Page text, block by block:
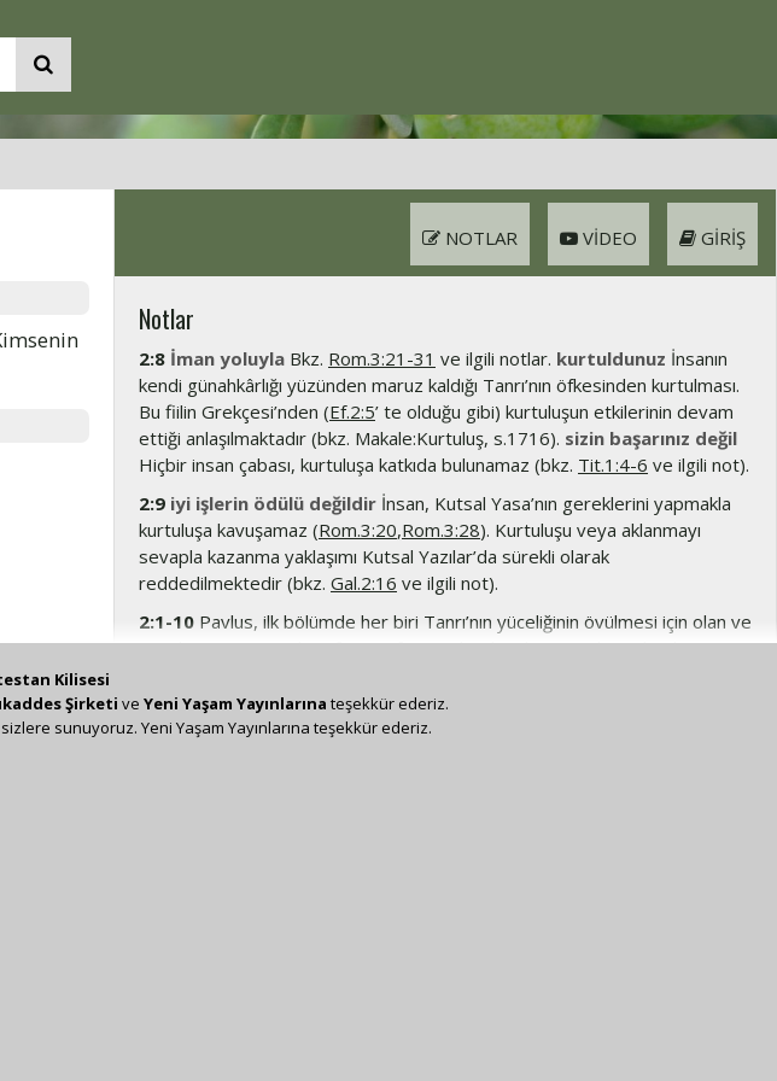
GIRIŞ
VIDEO
NOTLAR
Notlar
2:8 İman yoluyla Bkz. Rom.3:21-31 ve ilgili notlar. kurtuldunuz İnsanın
kendi günahkârlığı yüzünden maruz kaldığı Tanrı’nın öfkesinden kurtulması.
Bu fiilin Grekçesi’nden (Ef.2:5’ te olduğu gibi) kurtuluşun etkilerinin devam
ettiği anlaşılmaktadır (bkz. Makale:Kurtuluş, s.1716). sizin başarınız değil
Hiçbir insan çabası, kurtuluşa katkıda bulunamaz (bkz. Tit.1:4-6 ve ilgili not).
2:9 iyi işlerin ödülü değildir İnsan, Kutsal Yasa’nın gereklerini yapmakla
kurtuluşa kavuşamaz (Rom.3:20,Rom.3:28). Kurtuluşu veya aklanmayı
sevapla kazanma yaklaşımı Kutsal Yazılar’da sürekli olarak
reddedilmektedir (bkz. Gal.2:16 ve ilgili not).
2:1-10 Pavlus, ilk bölümde her biri Tanrı’nın yüceliğinin övülmesi için olan ve
Mesih’in yönetiminde (Ef.1:10,Ef.1:22) doruk noktasına ulaşan harika
kiliseye yönelik amaçlarını gerçekleştirdiği adımları açıklar.
Kilisesi
Şirketi ve Yeni Yaşam Yayınlarına teşekkür ederiz.
sunuyoruz. Yeni Yaşam Yayınlarına teşekkür ederiz.